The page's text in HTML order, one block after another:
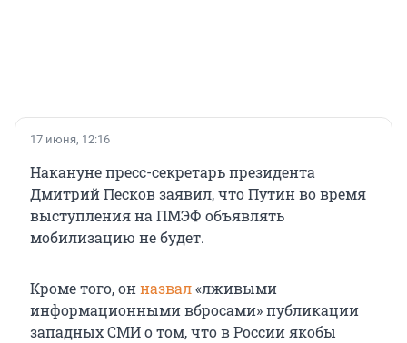
17 июня, 12:16
Накануне пресс-секретарь президента
Дмитрий Песков заявил, что Путин во время
выступления на ПМЭФ объявлять
мобилизацию не будет.
Кроме того, онназвал«лживыми
информационными вбросами» публикации
западных СМИ о том, что в России якобы